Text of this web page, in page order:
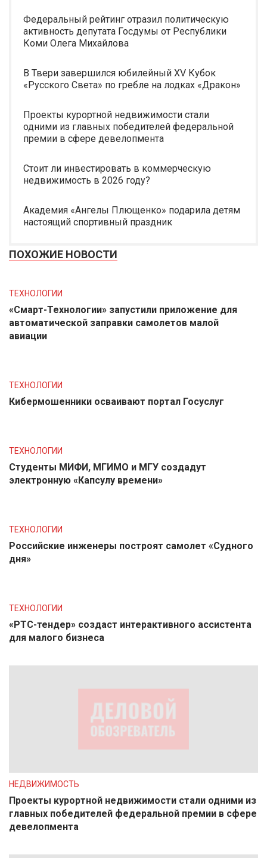
Федеральный рейтинг отразил политическую
активность депутата Госдумы от Республики
Коми Олега Михайлова
В Твери завершился юбилейный XV Кубок
«Русского Света» по гребле на лодках «Дракон»
Проекты курортной недвижимости стали
одними из главных победителей федеральной
премии в сфере девелопмента
Стоит ли инвестировать в коммерческую
недвижимость в 2026 году?
Академия «Ангелы Плющенко» подарила детям
настоящий спортивный праздник
ПОХОЖИЕ НОВОСТИ
ТЕХНОЛОГИИ
«Смарт-Технологии» запустили приложение для
автоматической заправки самолетов малой
авиации
ТЕХНОЛОГИИ
Кибермошенники осваивают портал Госуслуг
ТЕХНОЛОГИИ
Студенты МИФИ, МГИМО и МГУ создадут
электронную «Капсулу времени»
ТЕХНОЛОГИИ
Российские инженеры построят самолет «Судного
дня»
ТЕХНОЛОГИИ
«РТС-тендер» создаст интерактивного ассистента
для малого бизнеса
НЕДВИЖИМОСТЬ
Проекты курортной недвижимости стали одними из
главных победителей федеральной премии в сфере
девелопмента